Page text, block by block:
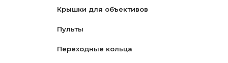
Крышки для объективов
Пульты
Переходные кольца